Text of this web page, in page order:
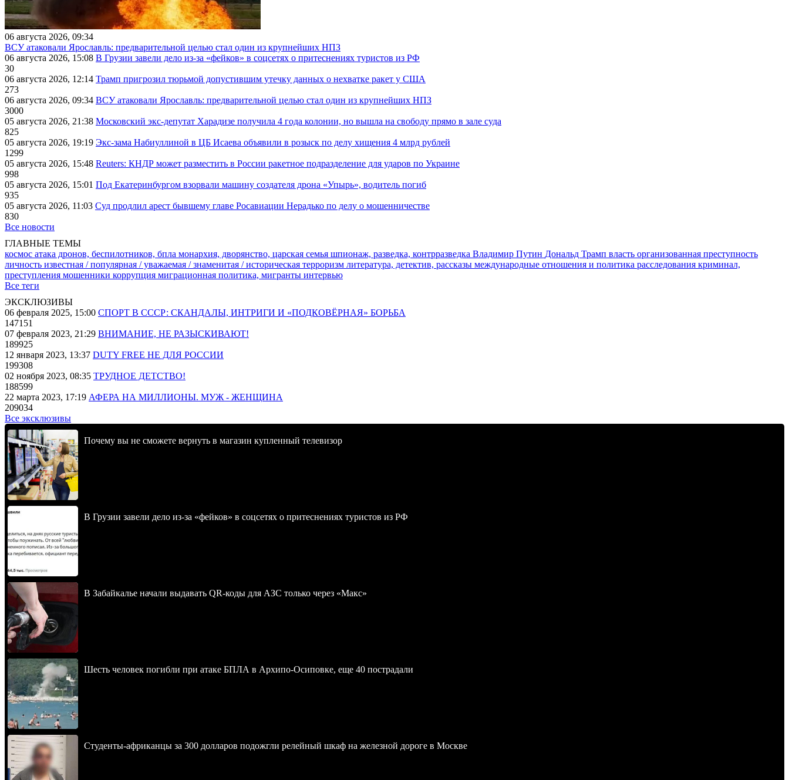
06 августа 2026, 09:34
ВСУ атаковали Ярославль: предварительной целью стал один из крупнейших НПЗ
06 августа 2026, 15:08 В Грузии завели дело из-за «фейков» в соцсетях о притеснениях туристов из РФ
30
06 августа 2026, 12:14 Трамп пригрозил тюрьмой допустившим утечку данных о нехватке ракет у США
273
06 августа 2026, 09:34 ВСУ атаковали Ярославль: предварительной целью стал один из крупнейших НПЗ
3000
05 августа 2026, 21:38 Московский экс-депутат Харадизе получила 4 года колонии, но вышла на свободу прямо в зале суда
825
05 августа 2026, 19:19 Экс-зама Набиуллиной в ЦБ Исаева объявили в розыск по делу хищения 4 млрд рублей
1299
05 августа 2026, 15:48 Reuters: КНДР может разместить в России ракетное подразделение для ударов по Украине
998
05 августа 2026, 15:01 Под Екатеринбургом взорвали машину создателя дрона «Упырь», водитель погиб
935
05 августа 2026, 11:03 Суд продлил арест бывшему главе Росавиации Нерадько по делу о мошенничестве
830
Все новости
ГЛАВНЫЕ ТЕМЫ
космос атака дронов, беспилотников, бпла монархия, дворянство, царская семья шпионаж, разведка, контрразведка Владимир Путин Дональд Трамп власть организованная преступность
личность известная / популярная / уважаемая / знаменитая / историческая терроризм литература, детектив, рассказы международные отношения и политика расследования криминал,
преступления мошенники коррупция миграционная политика, мигранты интервью
Все теги
ЭКСКЛЮЗИВЫ
06 февраля 2025, 15:00 СПОРТ В СССР: СКАНДАЛЫ, ИНТРИГИ И «ПОДКОВЁРНАЯ» БОРЬБА
147151
07 февраля 2023, 21:29 ВНИМАНИЕ, НЕ РАЗЫСКИВАЮТ!
189925
12 января 2023, 13:37 DUTY FREE НЕ ДЛЯ РОССИИ
199308
02 ноября 2023, 08:35 ТРУДНОЕ ДЕТСТВО!
188599
22 марта 2023, 17:19 АФЕРА НА МИЛЛИОНЫ. МУЖ - ЖЕНЩИНА
209034
Все эксклюзивы
Почему вы не сможете вернуть в магазин купленный телевизор
В Грузии завели дело из-за «фейков» в соцсетях о притеснениях туристов из РФ
В Забайкалье начали выдавать QR-коды для АЗС только через «Макс»
Шесть человек погибли при атаке БПЛА в Архипо-Осиповке, еще 40 пострадали
Студенты-африканцы за 300 долларов подожгли релейный шкаф на железной дороге в Москве